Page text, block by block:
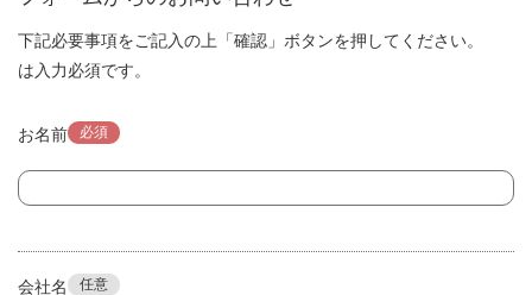
下記必要事項をご記入の上「確認」ボタンを押してください。
は入力必須です。
お名前 必須
会社名 任意